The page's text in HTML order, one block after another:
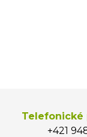
Telefonické
+421